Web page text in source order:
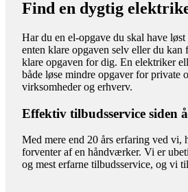
Find en dygtig
Har du en el-opgave du skal have
enten klare opgaven selv eller du kan
klare opgaven for dig. En elektriker
både løse mindre opgaver for private
virksomheder og erhverv.
Effektiv tilbudsservice siden
Med mere end 20 års erfaring ved vi,
forventer af en håndværker. Vi er
og mest erfarne tilbudsservice, og vi